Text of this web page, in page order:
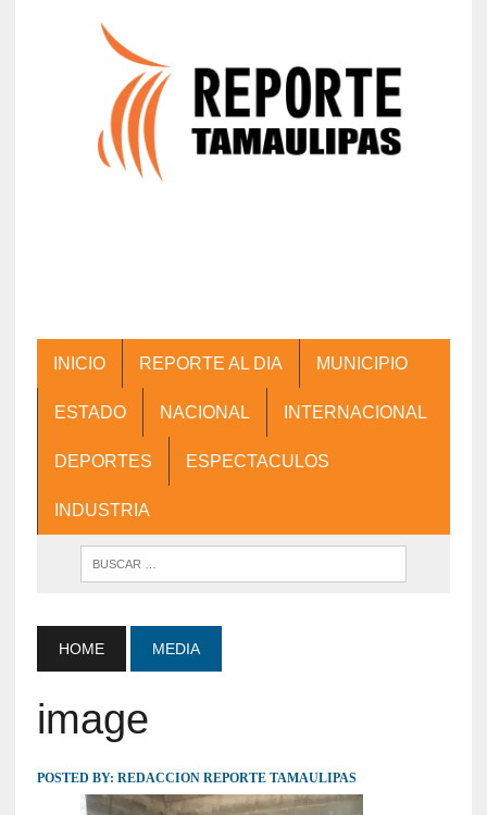
INICIO REPORTE AL DIA MUNICIPIO
ESTADO NACIONAL INTERNACIONAL
DEPORTES ESPECTACULOS
INDUSTRIA
HOME MEDIA
image
POSTED BY: REDACCION REPORTE TAMAULIPAS